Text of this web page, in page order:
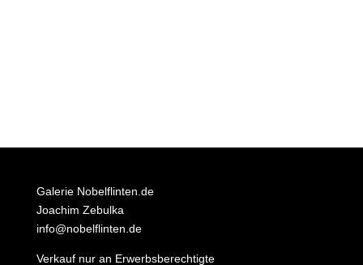
Galerie Nobelflinten.de
Joachim Zebulka
info@nobelflinten.de
Verkauf nur an Erwerbsberechtigte